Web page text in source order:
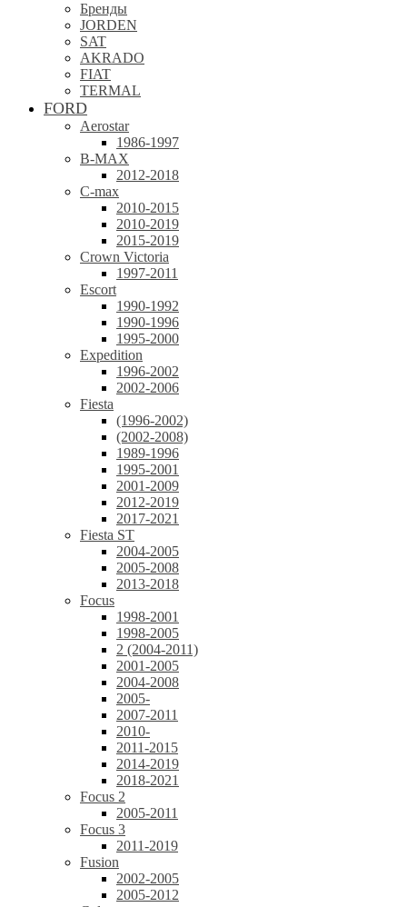
Бренды
JORDEN
SAT
AKRADO
FIAT
TERMAL
FORD
Aerostar
1986-1997
B-MAX
2012-2018
C-max
2010-2015
2010-2019
2015-2019
Crown Victoria
1997-2011
Escort
1990-1992
1990-1996
1995-2000
Expedition
1996-2002
2002-2006
Fiesta
(1996-2002)
(2002-2008)
1989-1996
1995-2001
2001-2009
2012-2019
2017-2021
Fiesta ST
2004-2005
2005-2008
2013-2018
Focus
1998-2001
1998-2005
2 (2004-2011)
2001-2005
2004-2008
2005-
2007-2011
2010-
2011-2015
2014-2019
2018-2021
Focus 2
2005-2011
Focus 3
2011-2019
Fusion
2002-2005
2005-2012